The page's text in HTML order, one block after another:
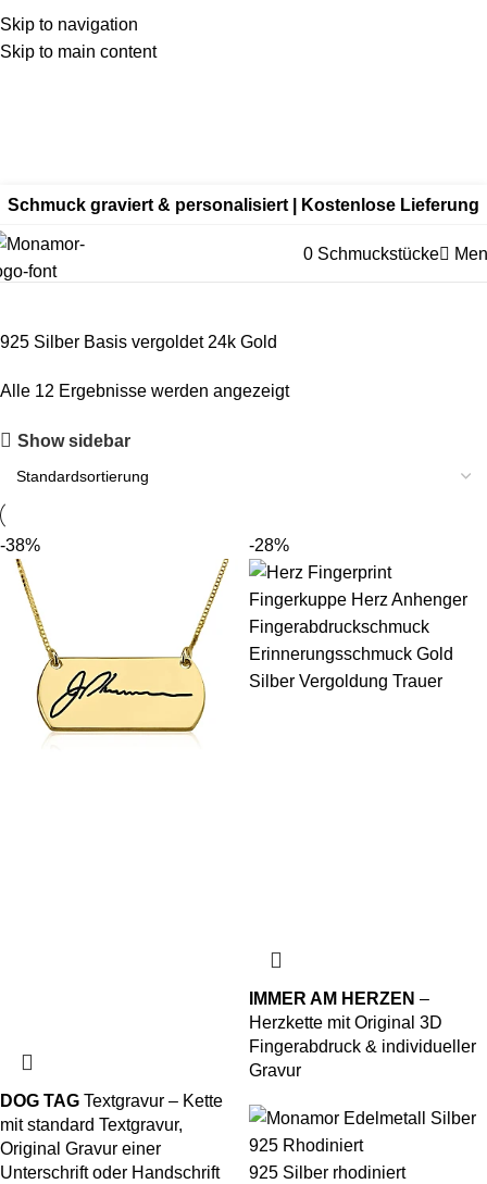
Skip to navigation
Skip to main content
Schmuck graviert & personalisiert | Kostenlose Lieferung
0 Schmuckstücke
925 Silber Basis vergoldet 24k Gold
Alle 12 Ergebnisse werden angezeigt
Show sidebar
-38%
DOG TAG Textgravur – Kette
mit standard Textgravur,
Original Gravur einer
Unterschrift oder Handschrift
-28%
IMMER AM HERZEN –
Herzkette mit Original 3D
Fingerabdruck & individueller
Gravur
925 Silber rhodiniert